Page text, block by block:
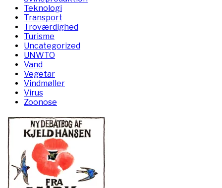
Teknologi
Transport
Troværdighed
Turisme
Uncategorized
UNWTO
Vand
Vegetar
Vindmøller
Virus
Zoonose